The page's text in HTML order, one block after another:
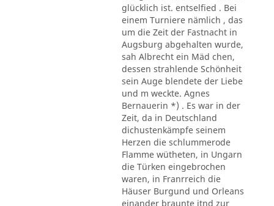
glücklich ist. entselfied . Bei
einem Turniere nämlich , das
um die Zeit der Fastnacht in
Augsburg abgehalten wurde,
sah Albrecht ein Mäd chen,
dessen strahlende Schönheit
sein Auge blendete der Liebe
und m weckte. Agnes
Bernauerin *) . Es war in der
Zeit, da in Deutschland
dichustenkämpfe seinem
Herzen die schlummerode
Flamme wütheten, in Ungarn
die Türken eingebrochen
waren, in Franrreich die
Häuser Burgund und Orleans
einander braunte itnd zur